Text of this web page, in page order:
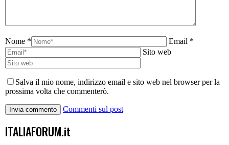
Nome *
Email *
Sito web
Salva il mio nome, indirizzo email e sito web nel browser per la
prossima volta che commenterò.
Commenti sul post
ITALIAFORUM.it